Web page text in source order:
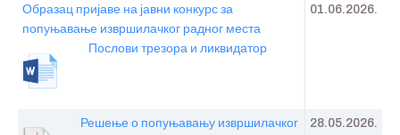
Образац пријаве на јавни конкурс за
попуњавање извршилачког радног места
Послови трезора и ликвидатор
01.06.2026.
Решење о попуњавању извршилачког
28.05.2026.